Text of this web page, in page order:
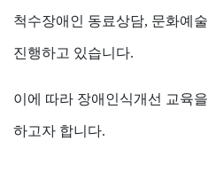
척수장애인 동료상담, 문화예
진행하고 있습니다.
이에 따라 장애인식개선 교육
하고자 합니다.